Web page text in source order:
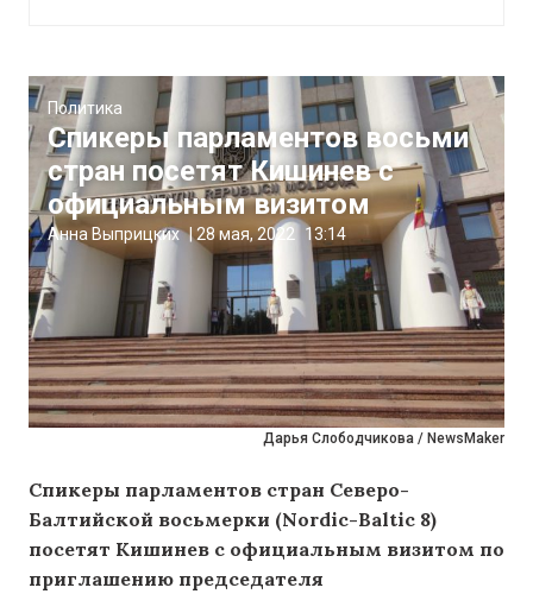
Дарья Слободчикова / NewsMaker
Политика
Спикеры парламентов восьми
стран посетят Кишинев с
официальным визитом
Анна Выприцких |28 мая, 2022 13:14
Спикеры парламентов стран Северо-
Балтийской восьмерки (Nordic-Baltic 8)
посетят Кишинев с официальным визитом по
приглашению председателя